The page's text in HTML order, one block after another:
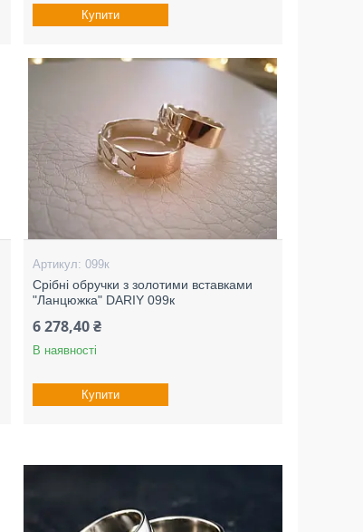
Купити
099к
Срібні обручки з золотими вставками
"Ланцюжка" DARIY 099к
6 278,40 ₴
В наявності
Купити